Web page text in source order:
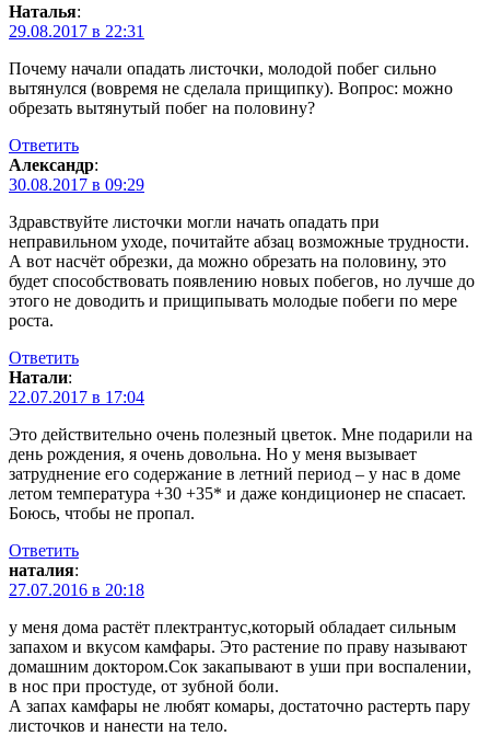
Наталья:
29.08.2017 в 22:31
Почему начали опадать листочки, молодой побег сильно
вытянулся (вовремя не сделала прищипку). Вопрос: можно
обрезать вытянутый побег на половину?
Ответить
Александр:
30.08.2017 в 09:29
Здравствуйте листочки могли начать опадать при
неправильном уходе, почитайте абзац возможные трудности.
А вот насчёт обрезки, да можно обрезать на половину, это
будет способствовать появлению новых побегов, но лучше до
этого не доводить и прищипывать молодые побеги по мере
роста.
Ответить
Натали:
22.07.2017 в 17:04
Это действительно очень полезный цветок. Мне подарили на
день рождения, я очень довольна. Но у меня вызывает
затруднение его содержание в летний период – у нас в доме
летом температура +30 +35* и даже кондиционер не спасает.
Боюсь, чтобы не пропал.
Ответить
наталия:
27.07.2016 в 20:18
у меня дома растёт плектрантус,который обладает сильным
запахом и вкусом камфары. Это растение по праву называют
домашним доктором.Сок закапывают в уши при воспалении,
в нос при простуде, от зубной боли.
А запах камфары не любят комары, достаточно растерть пару
листочков и нанести на тело.